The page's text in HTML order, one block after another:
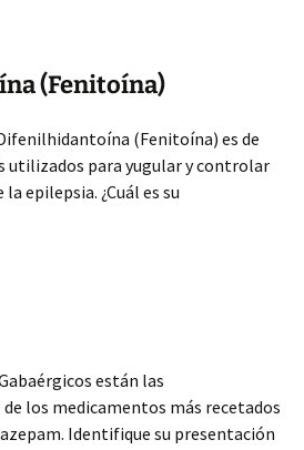
(Fenitoína)
(Fenitoína) es de
utilizados para yugular y controlar
epilepsia. ¿Cuál es su
están las
los medicamentos más recetados
Identifique su presentación